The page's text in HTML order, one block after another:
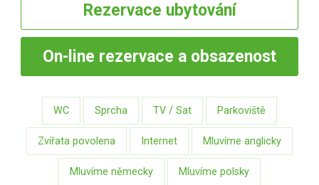
Rezervace ubytování
On-line rezervace a obsazenost
WC Sprcha TV / Sat Parkoviště
Zvířata povolena Internet Mluvíme anglicky
Mluvíme německy Mluvíme polsky